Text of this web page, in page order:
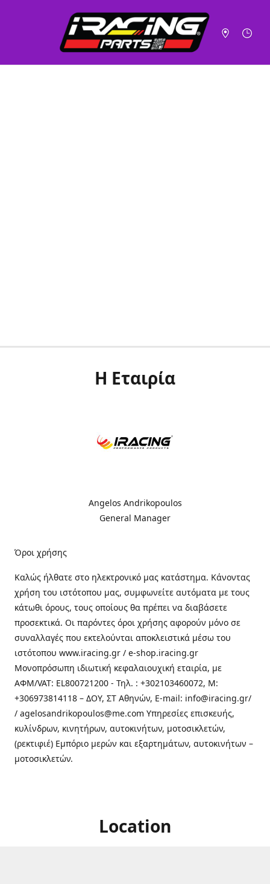
Η Εταιρία
Angelos Andrikopoulos
General Manager
Όροι χρήσης
Καλώς ήλθατε στo ηλεκτρονικό μας κατάστημα. Κάνοντας
χρήση του ιστότοπου μας, συμφωνείτε αυτόματα με τους
κάτωθι όρους, τους οποίους θα πρέπει να διαβάσετε
προσεκτικά. Οι παρόντες όροι χρήσης αφορούν μόνο σε
συναλλαγές που εκτελούνται αποκλειστικά μέσω του
ιστότοπου www.iracing.gr / e-shop.iracing.gr
Μονοπρόσωπη ιδιωτική κεφαλαιουχική εταιρία, με
ΑΦΜ/VAT: EL800721200 - Τηλ. : +302103460072, M:
+306973814118 – ΔΟΥ, ΣΤ Αθηνών, E-mail: info@iracing.gr/
/ agelosandrikopoulos@me.com Υπηρεσίες επισκευής,
κυλίνδρων, κινητήρων, αυτοκινήτων, μοτοσικλετών,
(ρεκτιφιέ) Εμπόριο μερών και εξαρτημάτων, αυτοκινήτων –
μοτοσικλετών.
Location